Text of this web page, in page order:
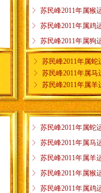
ꁕ 苏民峰2011年属猴
ꁕ 苏民峰2011年属鸡
ꁕ 苏民峰2011年属狗
ꁕ 苏民峰2011年属蛇
ꁕ 苏民峰2011年属马
ꁕ 苏民峰2011年属羊
ꁕ 苏民峰2011年属猴
ꁕ 苏民峰2011年属鸡
ꁕ 苏民峰2011年属蛇
ꁕ 苏民峰2011年属马
ꁕ 苏民峰2011年属羊